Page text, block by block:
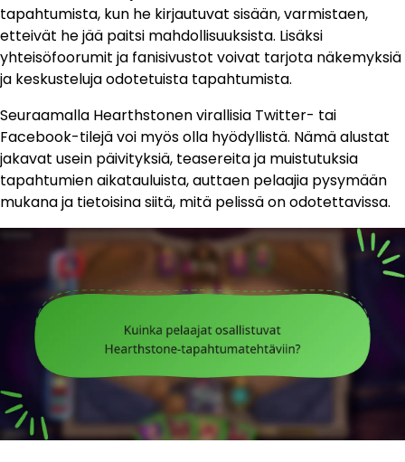
tapahtumista, kun he kirjautuvat sisään, varmistaen,
etteivät he jää paitsi mahdollisuuksista. Lisäksi
yhteisöfoorumit ja fanisivustot voivat tarjota näkemyksiä
ja keskusteluja odotetuista tapahtumista.
Seuraamalla Hearthstonen virallisia Twitter- tai
Facebook-tilejä voi myös olla hyödyllistä. Nämä alustat
jakavat usein päivityksiä, teasereita ja muistutuksia
tapahtumien aikatauluista, auttaen pelaajia pysymään
mukana ja tietoisina siitä, mitä pelissä on odotettavissa.